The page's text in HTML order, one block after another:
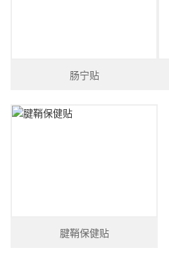
肠宁贴
腱鞘保健贴